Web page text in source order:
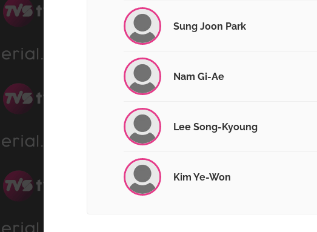
Sung Joon Park
Nam Gi-Ae
Lee Song-Kyoung
Kim Ye-Won